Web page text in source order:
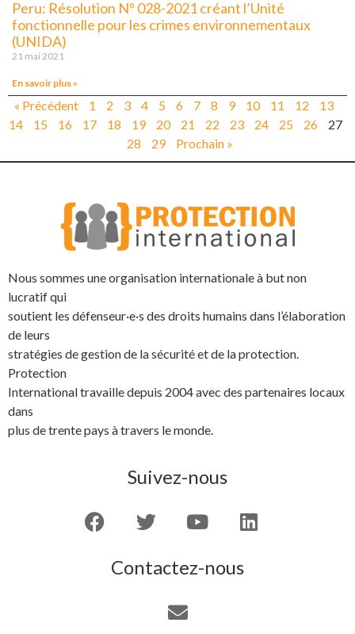
Peru: Résolution Nº 028-2021 créant l’Unité
fonctionnelle pour les crimes environnementaux
(UNIDA)
21 mai 2021
En savoir plus »
« Précédent 1 2 3 4 5 6 7 8 9 10 11 12
13
14
15 16 17 18 19 20 21 22 23 24 25 26
27
28
29 Prochain »
Nous sommes une organisation internationale à but non
lucratif qui
soutient les défenseur·e·s des droits humains dans l’élaboration
de leurs
stratégies de gestion de la sécurité et de la protection.
Protection
International travaille depuis 2004 avec des partenaires locaux
dans
plus de trente pays à travers le monde.
Suivez-nous
Contactez-nous